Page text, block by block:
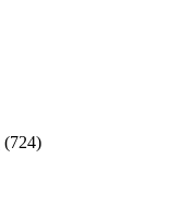
(724)